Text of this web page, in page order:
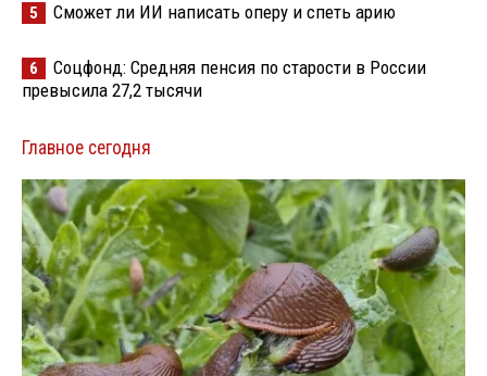
5 Сможет ли ИИ написать оперу и спеть арию
6
Соцфонд: Средняя пенсия по старости в России
превысила 27,2 тысячи
Главное сегодня